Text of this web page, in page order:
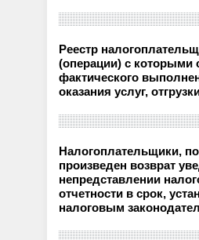
Реестр
(операции) с которыми
фактического
оказания услуг,
Налогоплательщики,
произведен возврат
непредставлении
отчетности в срок,
налоговым